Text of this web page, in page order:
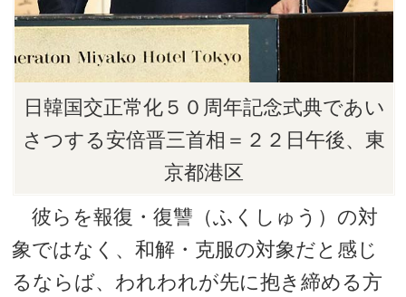
日韓国交正常化５０周年記念式典であい
さつする安倍晋三首相＝２２日午後、東
京都港区
彼らを報復・復讐（ふくしゅう）の対
象ではなく、和解・克服の対象だと感じ
るならば、われわれが先に抱き締める方